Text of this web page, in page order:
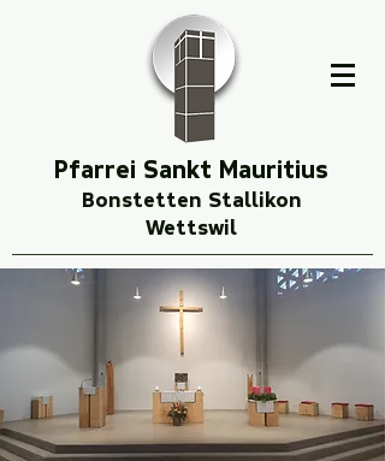
Pfarrei Sankt Mauritius
Bonstetten Stallikon
Wettswil